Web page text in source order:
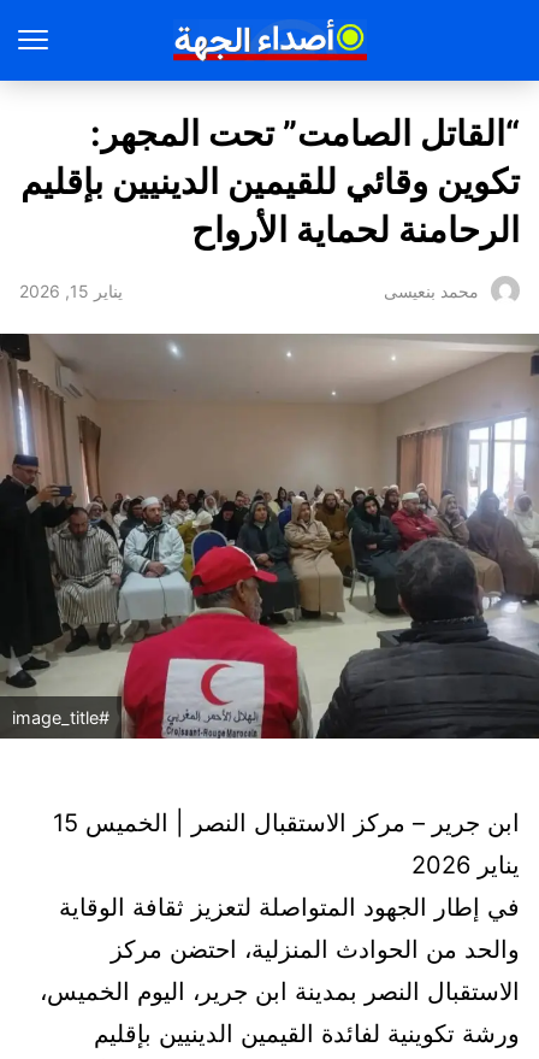
“القاتل الصامت” تحت المجهر:
تكوين وقائي للقيمين الدينيين بإقليم
الرحامنة لحماية الأرواح
محمد بنعيسى يناير 15, 2026
#image_title
ابن جرير – مركز الاستقبال النصر | الخميس 15
يناير 2026
في إطار الجهود المتواصلة لتعزيز ثقافة الوقاية
والحد من الحوادث المنزلية، احتضن مركز
الاستقبال النصر بمدينة ابن جرير، اليوم الخميس،
ورشة تكوينية لفائدة القيمين الدينيين بإقليم